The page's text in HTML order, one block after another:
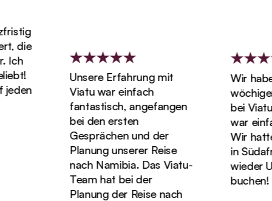
die
Unsere Erfahrung mit
Viatu war einfach
fantastisch, angefangen
bei den ersten
Gesprächen und der
Planung unserer Reise
nach Namibia. Das Viatu-
Team hat bei der
Planung der Reise nach
Wir
wöchigen
bei Viatu
war
Wir
in
wieder
buchen!